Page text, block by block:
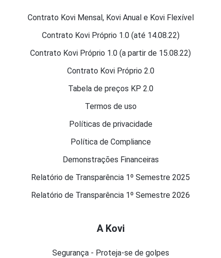
Contrato Kovi Mensal, Kovi Anual e Kovi Flexível
Contrato Kovi Próprio 1.0 (até 14.08.22)
Contrato Kovi Próprio 1.0 (a partir de 15.08.22)
Contrato Kovi Próprio 2.0
Tabela de preços KP 2.0
Termos de uso
Políticas de privacidade
Política de Compliance
Demonstrações Financeiras
Relatório de Transparência 1º Semestre 2025
Relatório de Transparência 1º Semestre 2026
A Kovi
Segurança - Proteja-se de golpes